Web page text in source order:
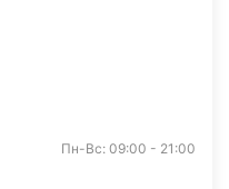
Пн-Вс: 09:00 - 21:00